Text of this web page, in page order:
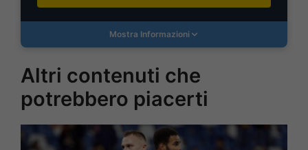
Mostra Informazioni
Altri contenuti che
potrebbero piacerti